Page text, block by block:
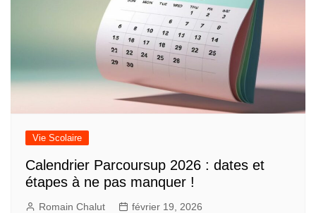
Vie Scolaire
Calendrier Parcoursup 2026 : dates et
étapes à ne pas manquer !
Romain Chalut février 19, 2026